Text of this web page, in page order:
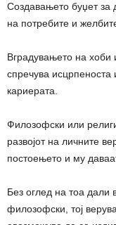
Создавањето буџет за
на потребите и
Вградувањето на хоби
спречува
кариерата.
Филозофски или
развојот на личните
постоењето и му
Без оглед на тоа дали
филозофски, тој